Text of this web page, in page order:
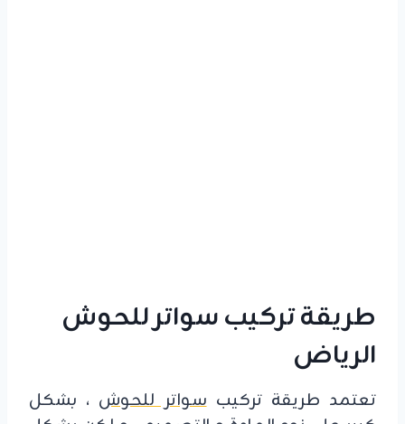
طريقة تركيب سواتر للحوش
الرياض
تعتمد طريقة تركيبسواتر للحوش ، بشكل